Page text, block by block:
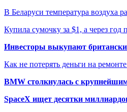
В Беларуси температура воздуха
Купила сумочку за $1, а через год
Инвесторы выкупают
Как не потерять деньги на
BMW столкнулась с
SpaceX ищет десятки